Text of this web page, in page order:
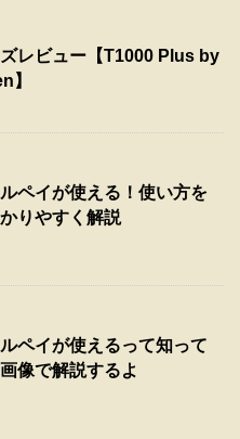
レビュー【T1000 Plus by
】
ペイが使える！使い方を
りやすく解説
ペイが使えるって知って
像で解説するよ